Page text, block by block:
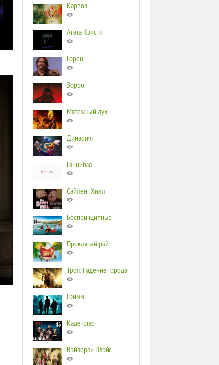
Карпов
Агата Кристи
Горец
Зорро
Мятежный дух
Династия
Ганнибал
Сайлент Хилл
Беспринципные
Проклятый рай
Троя: Падение города
Гримм
Кадетство
Вэйверли Плэйс